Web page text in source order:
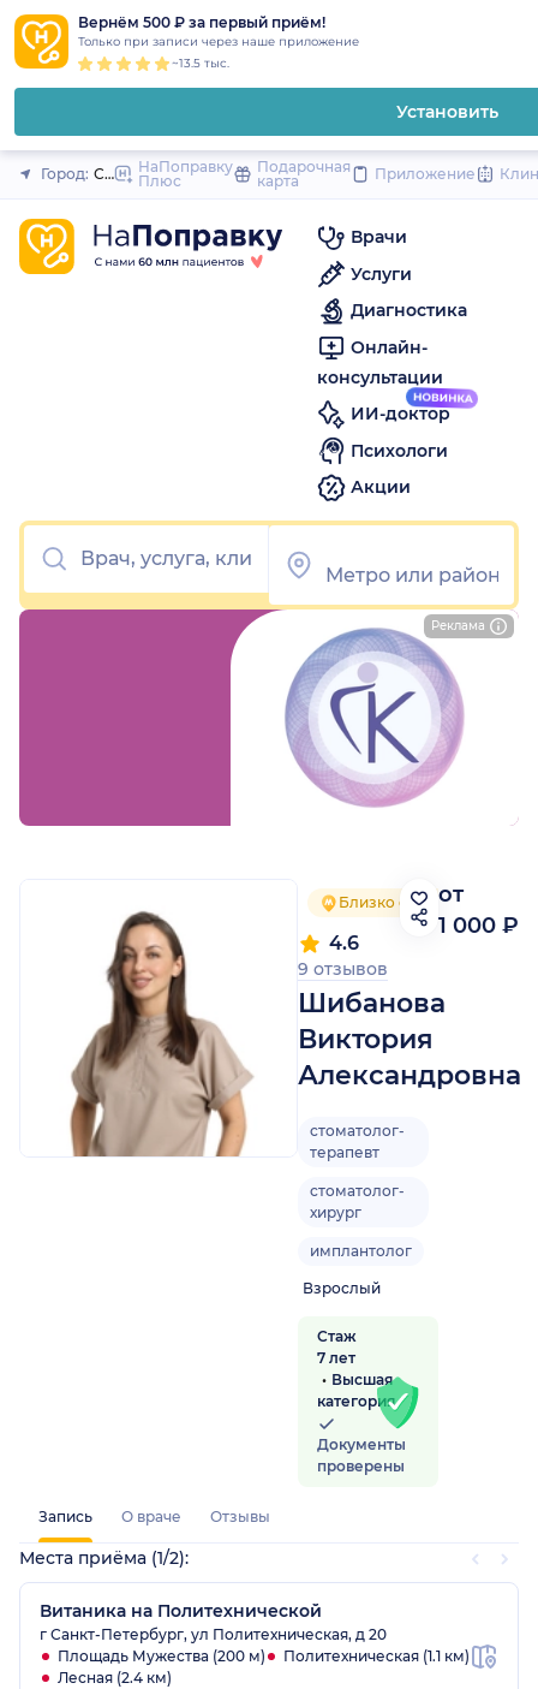
Вернём 500 ₽ за первый приём!
Только при записи через наше приложение
~13.5 тыс.
Установить
Закрыть
Город: Санкт-Петербург
НаПоправку
Плюс
Подарочная
карта
Приложение
Врачи
Услуги
Диагностика
Онлайн-
консультации
ИИ-доктор
Психологи
Акции
Близко от метро
Шибанова
Виктория
Александровна
4.6
9 отзывов
стоматолог-
терапевт
стоматолог-
хирург
имплантолог
Взрослый
Стаж
7 лет
Высшая
категория
Документы
проверены
от
1 000 ₽
Реклама
Запись О враче Отзывы
Места приёма (1/2):
Витаника на Политехнической
г Санкт-Петербург, ул Политехническая, д 20
Площадь Мужества (200 м)
Политехническая (1.1 км)
Лесная (2.4 км)